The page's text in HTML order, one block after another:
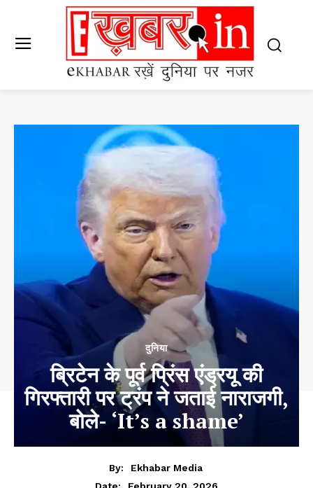
दुनिया
ब्रिटेन के पूर्व प्रिंस एंड्रयू की
गिरफ्तारी पर ट्रंप ने जताई नाराजगी,
बोले- ‘It’s a shame’
By:
Ekhabar Media
Date:
February 20, 2026